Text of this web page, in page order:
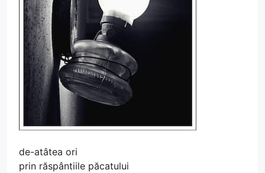
de-atâtea ori
prin răspântiile păcatului